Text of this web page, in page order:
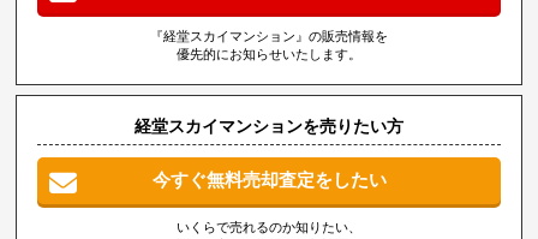
『経堂スカイマンション』の販売情報を
優先的にお知らせいたします。
経堂スカイマンションを売りたい方
今すぐ無料売却査定をしたい
いくらで売れるのか知りたい、